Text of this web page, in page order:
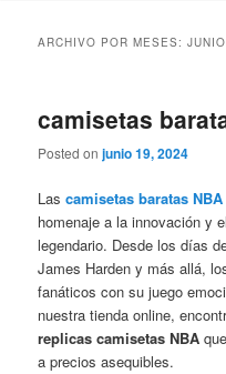
ARCHIVO POR MESES:
camisetas
Posted onjunio 19, 2024
Lascamisetas baratas NBA
homenaje a la innovación y
legendario. Desde los días
James Harden y más allá,
fanáticos con su juego
nuestra tienda online,
replicas camisetas NBA
a precios asequibles.